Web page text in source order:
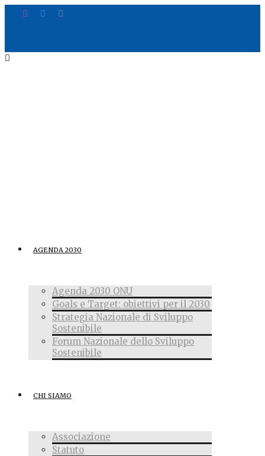
AGENDA 2030
Agenda 2030 ONU
Goals e Target: obiettivi per il 2030
Strategia Nazionale di Sviluppo
Sostenibile
Forum Nazionale dello Sviluppo
Sostenibile
CHI SIAMO
Associazione
Statuto